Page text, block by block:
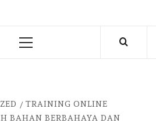
Primary
TRAINING ONLINE
BAHAN BERBAHAYA DAN